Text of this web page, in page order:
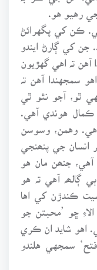
رهيو هو.
ڪن کي پگهرائڻ
کي ڳارڻ ايندو
آهن تہ اهي گهڙيون
سمجهندا آهن تہ
آجو نٿو ٿي
هوندي آهي.
وهمن، وسوسن
انسان جي پنھنجي
آهي، جنھن مان هو
ڳالھہ آهي تہ هو
ڪندڙن کي اها
ڇو ’محبتن جو
اهو شايد ان ڪري
سمجهي هلندو